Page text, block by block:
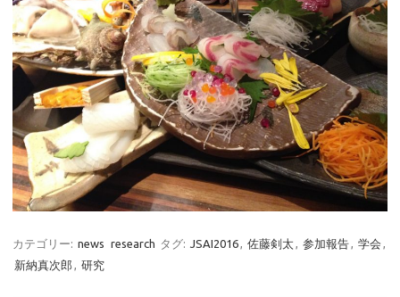
カテゴリー: news research タグ: JSAI2016, 佐藤剣太, 参加報告, 学会 ,
新納真次郎 , 研究